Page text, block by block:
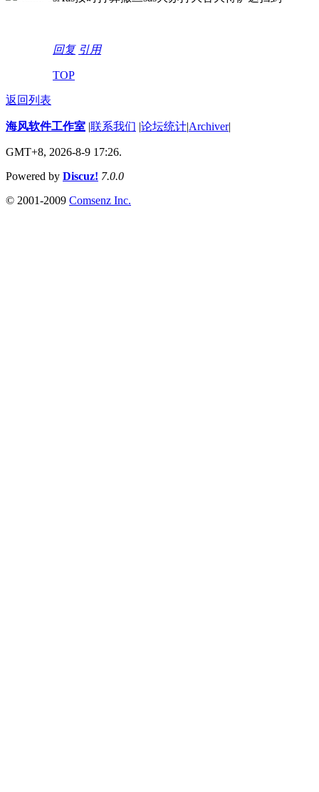
回复 引用
TOP
返回列表
海风软件工作室 |联系我们 |论坛统计|Archiver|
GMT+8, 2026-8-9 17:26.
Powered by Discuz! 7.0.0
© 2001-2009 Comsenz Inc.